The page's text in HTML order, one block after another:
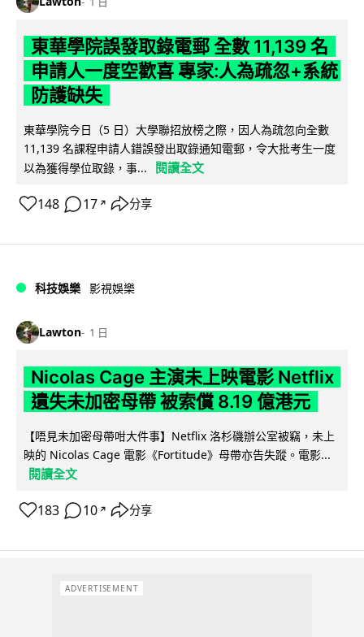
東華學院誤發取錄電郵 全數 11,139 名
申請人一度空歡喜 專家:人為疏忽+系統
防護缺失
東華學院今日（5 日）大學聯招放榜之際，因人為疏忽向全數
11,139 名課程申請人錯誤發出取錄通知電郵，令大批考生一度
以為獲得學位取錄，事...
閱讀全文
148 17 ↗ 分享
科技娛樂 影視娛樂
Lawton 1 日
Nicolas Cage 主演未上映電影 Netflix
遺失未加密母帶 被索償 8.19 億港元
【唔見未加密母帶咁大件事】Netflix 洛杉磯辦公室被竊，未上
映的 Nicolas Cage 電影《Fortitude》母帶亦告失蹤。電影...
閱讀全文
183 10 ↗ 分享
ADVERTISEMENT